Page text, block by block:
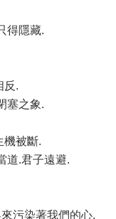
得隱藏.
反.
塞之象.
機被斷.
道.君子遠避.
污染著我們的心.